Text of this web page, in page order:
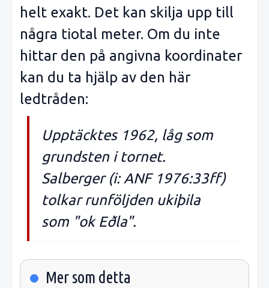
helt exakt. Det kan skilja upp till
några tiotal meter. Om du inte
hittar den på angivna koordinater
kan du ta hjälp av den här
ledtråden:
Upptäcktes 1962, låg som
grundsten i tornet.
Salberger (i: ANF 1976:33ff)
tolkar runföljden ukiþila
som "ok Eðla".
Mer som detta